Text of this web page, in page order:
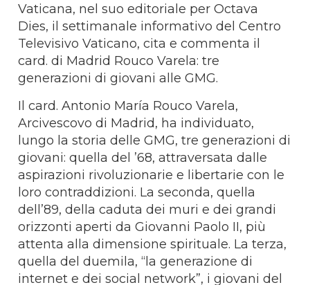
Vaticana, nel suo editoriale per Octava
Dies, il settimanale informativo del Centro
Televisivo Vaticano, cita e commenta il
card. di Madrid Rouco Varela: tre
generazioni di giovani alle GMG.
Il card. Antonio María Rouco Varela,
Arcivescovo di Madrid, ha individuato,
lungo la storia delle GMG, tre generazioni di
giovani: quella del ’68, attraversata dalle
aspirazioni rivoluzionarie e libertarie con le
loro contraddizioni. La seconda, quella
dell’89, della caduta dei muri e dei grandi
orizzonti aperti da Giovanni Paolo II, più
attenta alla dimensione spirituale. La terza,
quella del duemila, “la generazione di
internet e dei social network”, i giovani del